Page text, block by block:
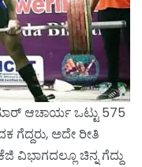
ಆಚಾರ್ಯ ಒಟ್ಟು 575
ಗೆದ್ದರು, ಅದೇ ರೀತಿ
ಚಿನ್ನ ಗೆದ್ದು